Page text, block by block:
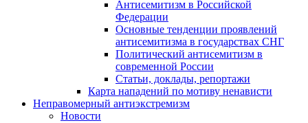
Антисемитизм в Российской
Федерации
Основные тенденции проявлений
антисемитизма в государствах СНГ
Политический антисемитизм в
современной России
Статьи, доклады, репортажи
Карта нападений по мотиву ненависти
Неправомерный антиэкстремизм
Новости